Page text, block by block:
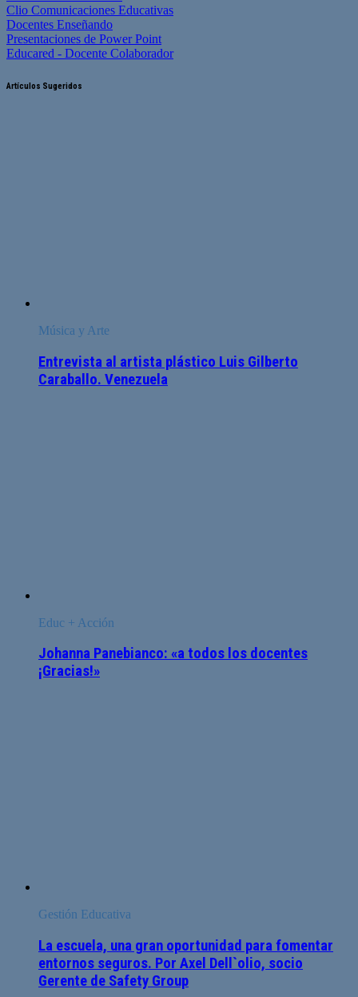
Clio Comunicaciones Educativas
Docentes Enseñando
Presentaciones de Power Point
Educared - Docente Colaborador
Artículos Sugeridos
Música y Arte
Entrevista al artista plástico Luis Gilberto
Caraballo. Venezuela
Educ + Acción
Johanna Panebianco: «a todos los docentes
¡Gracias!»
Gestión Educativa
La escuela, una gran oportunidad para fomentar
entornos seguros. Por Axel Dell`olio, socio
Gerente de Safety Group